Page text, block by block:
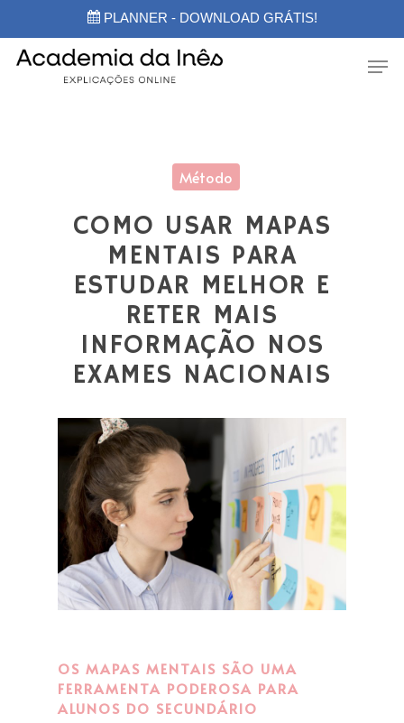
PLANNER - DOWNLOAD GRÁTIS!
main
content
Método
COMO USAR MAPAS
MENTAIS PARA
ESTUDAR MELHOR E
RETER MAIS
INFORMAÇÃO NOS
EXAMES NACIONAIS
OS MAPAS MENTAIS SÃO UMA
FERRAMENTA PODEROSA PARA
ALUNOS DO SECUNDÁRIO